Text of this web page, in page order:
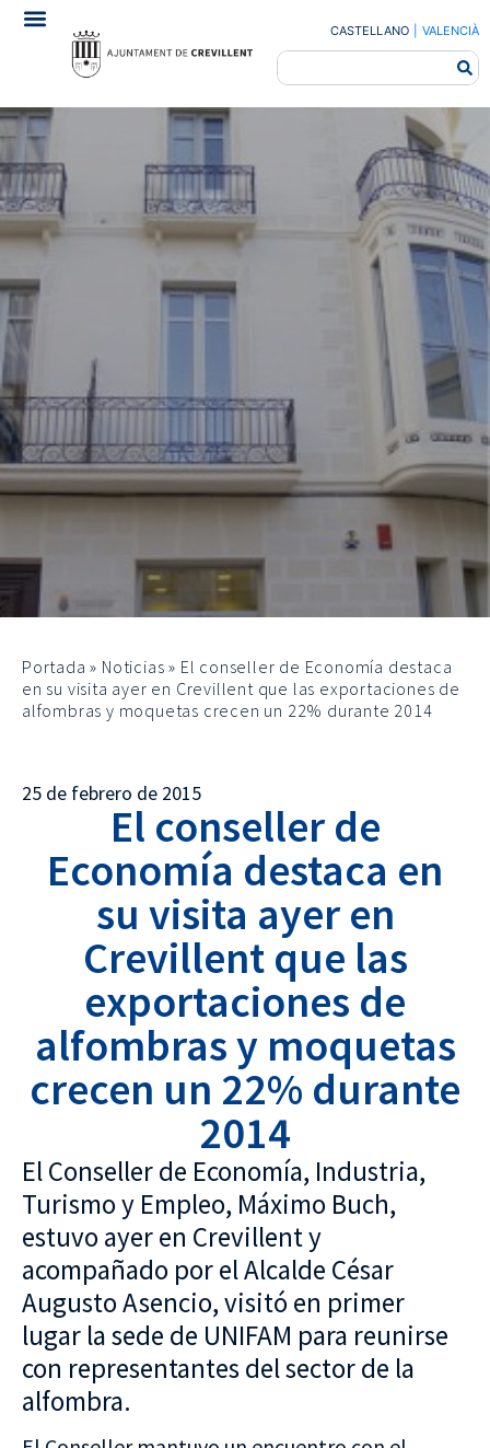
CASTELLANO VALENCIÀ
Portada » Noticias » El conseller de Economía destaca
en su visita ayer en Crevillent que las exportaciones de
alfombras y moquetas crecen un 22% durante 2014
25 de febrero de 2015
El conseller de
Economía destaca en
su visita ayer en
Crevillent que las
exportaciones de
alfombras y moquetas
crecen un 22% durante
2014
El Conseller de Economía, Industria,
Turismo y Empleo, Máximo Buch,
estuvo ayer en Crevillent y
acompañado por el Alcalde César
Augusto Asencio, visitó en primer
lugar la sede de UNIFAM para reunirse
con representantes del sector de la
alfombra.